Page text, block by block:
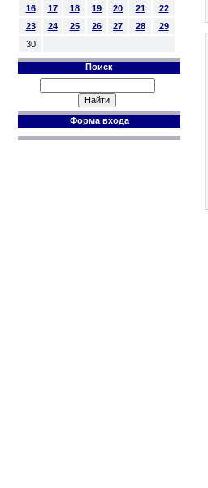
16
17 18 19 20 21
22
23
24 25 26 27 28
29
30
Поиск
Форма входа